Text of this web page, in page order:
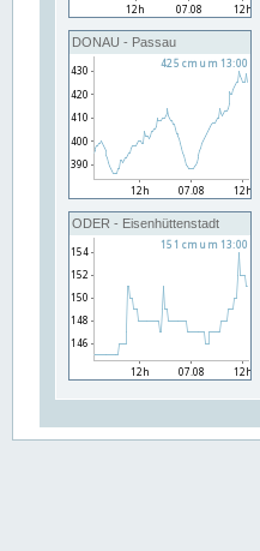
DONAU - Passau
ODER - Eisenhüttenstadt